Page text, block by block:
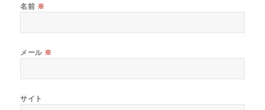
名前 ※
メール ※
サイト